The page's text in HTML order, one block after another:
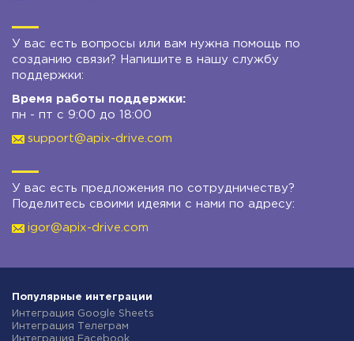
У вас есть вопросы или вам нужна помощь по
созданию связи? Напишите в нашу службу
поддержки:
Время работы поддержки:
пн - пт с 9:00 до 18:00
support@apix-drive.com
У вас есть предложения по сотрудничеству?
Поделитесь своими идеями с нами по адресу:
igor@apix-drive.com
Популярные интеграции
Интеграция Google Sheets
Интеграция Телеграм
Интеграция Facebook